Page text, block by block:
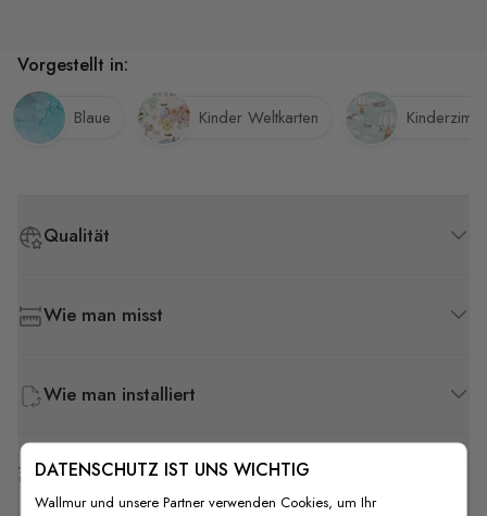
Qualität
Wie man misst
Wie man installiert
Versand & Rückgabe
Vorgestellt in:
Blaue Kinder Weltkarten
DATENSCHUTZ IST UNS WICHTIG
Wallmur und unsere Partner verwenden Cookies, um Ihr